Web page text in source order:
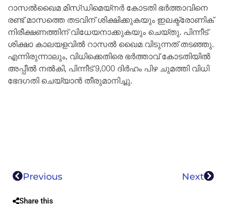
റാസൽഖൈമ മിസ്‌ഡിമെയ്‌നർ കോടതി ഭർത്താവിനെ
രണ്ട് മാസത്തെ തടവിന് ശിക്ഷിക്കുകയും ഇലക്ട്രോണിക്
നിരീക്ഷണത്തിന് വിധേയനാക്കുകയും ചെയ്തു. പിന്നീട്
ശിക്ഷാ കാലയളവിൽ റാസൽ ഖൈമ വിടുന്നത് തടഞ്ഞു.
എന്നിരുന്നാലും, വിധിക്കെതിരെ ഭർത്താവ് കോടതിയിൽ
അപ്പീൽ നൽകി, പിന്നീട് 9,000 ദിർഹം പിഴ ചുമത്തി വിധി
ഭേദഗതി ചെയ്യാൻ തീരുമാനിച്ചു.
Previous Next
Share this